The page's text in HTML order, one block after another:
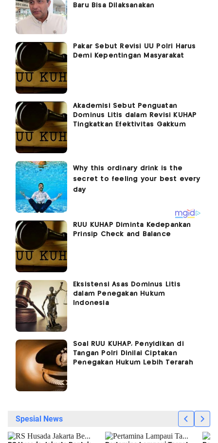
Baru Bisa Dilaksanakan
Pakar Sebut Revisi UU Polri Harus
Demi Kepentingan Masyarakat
Akademisi Sebut Penguatan
Dominus Litis dalam Revisi KUHAP
Tingkatkan Efektivitas Gakkum
RUU KUHAP Diminta Kedepankan
Prinsip Check and Balance
Eksistensi Asas Dominus Litis
dalam Penegakan Hukum
Indonesia
Soal RUU KUHAP, Penyidikan di
Tangan Polri Dinilai Ciptakan
Penegakan Hukum Lebih Terarah